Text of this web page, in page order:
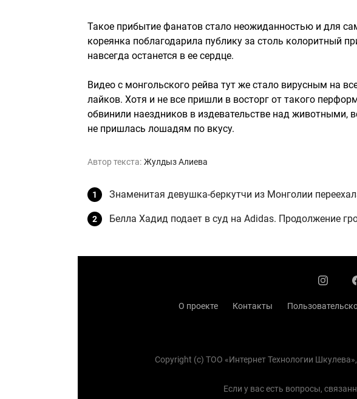
Такое прибытие фанатов стало неожиданностью и для
кореянка поблагодарила публику за столь колоритный
навсегда останется в ее сердце.
Видео с монгольского рейва тут же стало вирусным на
лайков. Хотя и не все пришли в восторг от такого
обвинили наездников в издевательстве над животными,
не пришлась лошадям по вкусу.
Автор текста: Жулдыз Алиева
Знаменитая девушка-беркутчи из Монголии
Белла Хадид подает в суд на Adidas. Продолжение
О проекте Контакты
Copyright (с) TOO «Интернет Технологии
Если у вас есть вопросы,